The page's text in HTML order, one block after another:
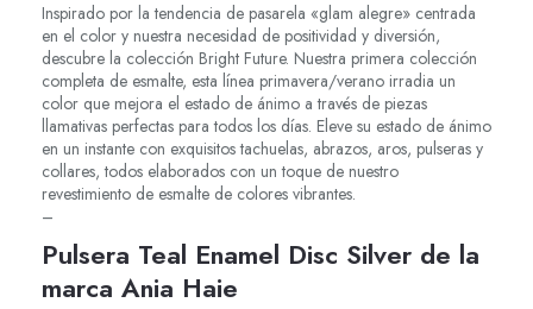
Inspirado por la tendencia de pasarela «glam alegre» centrada
en el color y nuestra necesidad de positividad y diversión,
descubre la colección Bright Future. Nuestra primera colección
completa de esmalte, esta línea primavera/verano irradia un
color que mejora el estado de ánimo a través de piezas
llamativas perfectas para todos los días. Eleve su estado de ánimo
en un instante con exquisitos tachuelas, abrazos, aros, pulseras y
collares, todos elaborados con un toque de nuestro
revestimiento de esmalte de colores vibrantes.
–
Pulsera Teal Enamel Disc Silver de la
marca Ania Haie